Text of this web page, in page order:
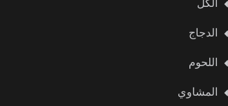
الكل
الدجاج
اللحوم
المشاوي